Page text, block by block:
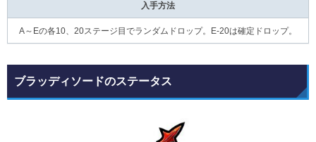
入手方法
A～Eの各10、20ステージ目でランダムドロップ。E-20は確定ドロップ。
ブラッディソードのステータス